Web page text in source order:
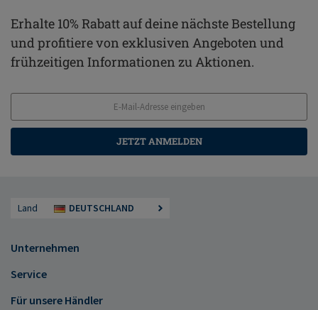
Erhalte 10% Rabatt auf deine nächste Bestellung
und profitiere von exklusiven Angeboten und
frühzeitigen Informationen zu Aktionen.
JETZT ANMELDEN
Land DEUTSCHLAND
Unternehmen
Service
Für unsere Händler